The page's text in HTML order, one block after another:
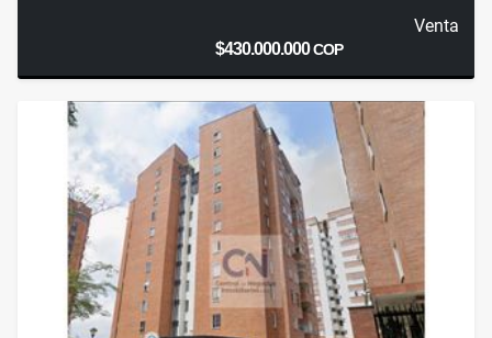
Venta
$430.000.000COP